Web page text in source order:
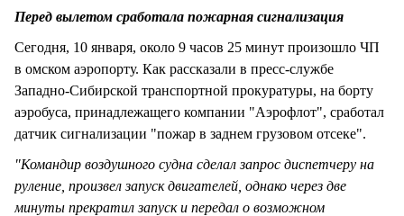
Перед вылетом сработала пожарная сигнализация
Сегодня, 10 января, около 9 часов 25 минут произошло ЧП
в омском аэропорту. Как рассказали в пресс-службе
Западно-Сибирской транспортной прокуратуры, на борту
аэробуса, принадлежащего компании "Аэрофлот", сработал
датчик сигнализации "пожар в заднем грузовом отсеке".
"Командир воздушного судна сделал запрос диспетчеру на
руление, произвел запуск двигателей, однако через две
минуты прекратил запуск и передал о возможном